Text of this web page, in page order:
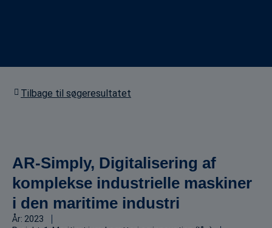
Tilbage til søgeresultatet
AR-Simply, Digitalisering af
komplekse industrielle maskiner
i den maritime industri
År: 2023